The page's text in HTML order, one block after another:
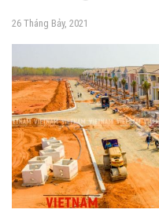
26 Tháng Bảy, 2021